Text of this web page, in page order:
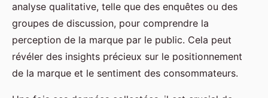
analyse qualitative, telle que des enquêtes ou des
groupes de discussion, pour comprendre la
perception de la marque par le public. Cela peut
révéler des insights précieux sur le positionnement
de la marque et le sentiment des consommateurs.